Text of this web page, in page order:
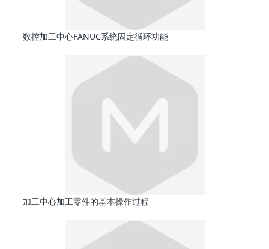
数控加工中心FANUC系统固定循环功能
加工中心加工零件的基本操作过程